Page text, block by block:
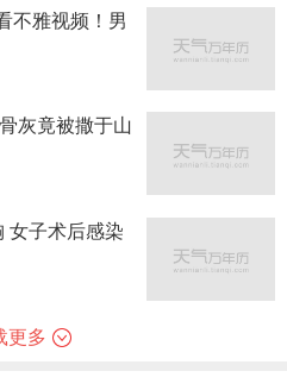
不雅视频！男
灰竟被撒于山
女子术后感染
更多